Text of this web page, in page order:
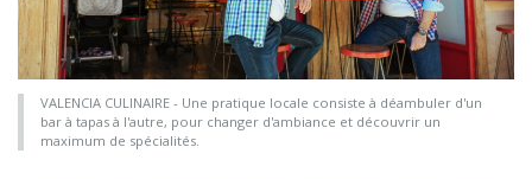
VALENCIA CULINAIRE - Une pratique locale consiste à déambuler d'un
bar à tapas à l'autre, pour changer d'ambiance et découvrir un
maximum de spécialités.